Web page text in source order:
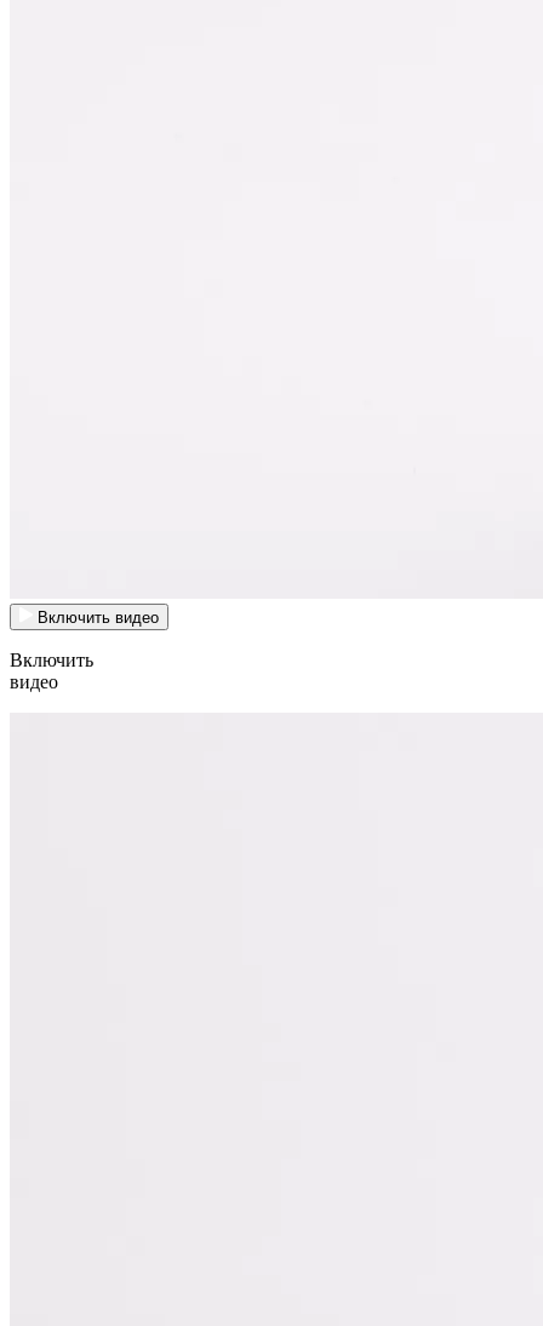
Включить видео
Включить
видео